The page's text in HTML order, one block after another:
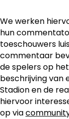
We werken
hun
toeschouwers
commentaar
de spelers op
beschrijving van
Stadion en de
hiervoor
op via